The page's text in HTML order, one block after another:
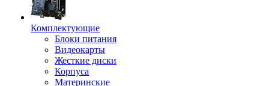
Комплектующие
Блоки питания
Видеокарты
Жесткие диски
Корпуса
Материнские